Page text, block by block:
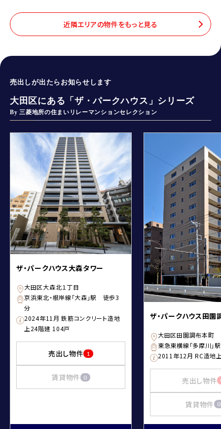
近隣エリアの物件をもっと見る
売出しが出たらお知らせします
大田区にある「ザ・パークハウス」シリーズ
By 三菱地所の住まいリレーマンションセレクション
ザ・パークハウス大森タワー
大田区大森北１丁目
京浜東北・根岸線「大森」駅 徒歩3
分
2024年11月 鉄筋コンクリート造地
上24階建 104戸
売出し物件 1
賃貸物件 0
ザ・パークハウス田園
大田区田園調布本町
東急東横線「多摩川
2011年12月 RC造地
売出し物件
賃貸物件 0